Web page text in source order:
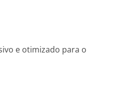
e otimizado para o